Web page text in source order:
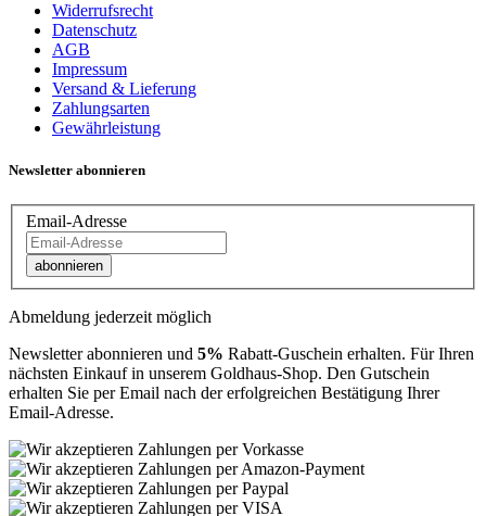
Widerrufsrecht
Datenschutz
AGB
Impressum
Versand & Lieferung
Zahlungsarten
Gewährleistung
Newsletter abonnieren
Email-Adresse
abonnieren
Abmeldung jederzeit möglich
Newsletter abonnieren und 5% Rabatt-Guschein erhalten. Für Ihren
nächsten Einkauf in unserem Goldhaus-Shop. Den Gutschein
erhalten Sie per Email nach der erfolgreichen Bestätigung Ihrer
Email-Adresse.